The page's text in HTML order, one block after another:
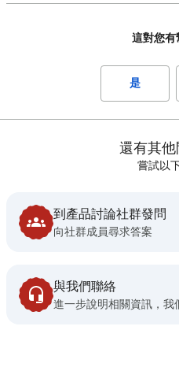
這對您有
是
還有其他
嘗試以
到產品討論社群發問
向社群成員尋求答案
與我們聯絡
進一步說明相關資訊，我